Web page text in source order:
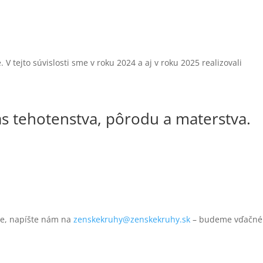
tejto súvislosti sme v roku 2024 a aj v roku 2025 realizovali
tehotenstva, pôrodu a materstva.
napíšte nám na zenskekruhy@zenskekruhy.sk – budeme vďačné